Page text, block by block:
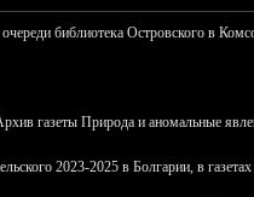
библиотека Островского в
газеты Природа и аномальные
2023-2025 в Болгарии, в